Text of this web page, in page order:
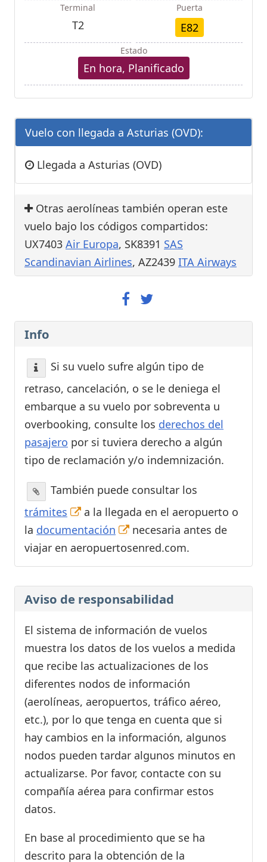
Terminal
T2
Puerta
E82
Estado
En hora, Planificado
Vuelo con llegada a Asturias (OVD):
Llegada a Asturias (OVD)
Otras aerolíneas también operan este
vuelo bajo los códigos compartidos:
UX7403 Air Europa, SK8391 SAS
Scandinavian Airlines, AZ2439 ITA Airways
Info
Si su vuelo sufre algún tipo de
retraso, cancelación, o se le deniega el
embarque a su vuelo por sobreventa u
overbooking, consulte los derechos del
pasajero por si tuviera derecho a algún
tipo de reclamación y/o indemnización.
También puede consultar los
trámites
a la llegada en el aeropuerto o
la documentación
necesaria antes de
viajar en aeropuertosenred.com.
Aviso de responsabilidad
El sistema de información de vuelos
muestra los datos de los vuelos a medida
que recibe las actualizaciones de los
diferentes nodos de información
(aerolíneas, aeropuertos, tráfico aéreo,
etc.), por lo que tenga en cuenta que si
hay cambios en la información, algunos
nodos pueden tardar algunos minutos en
actualizarse. Por favor, contacte con su
compañía aérea para confirmar estos
datos.
En base al procedimiento que se ha
descrito para la obtención de la